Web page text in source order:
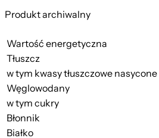
Produkt archiwalny
Wartość energetyczna
Tłuszcz
w tym kwasy tłuszczowe nasycone
Węglowodany
w tym cukry
Błonnik
Białko